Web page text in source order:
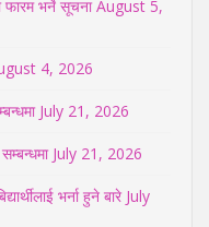
भर्ने सूचना August 5,
4, 2026
July 21, 2026
July 21, 2026
भर्ना हुने बारे July